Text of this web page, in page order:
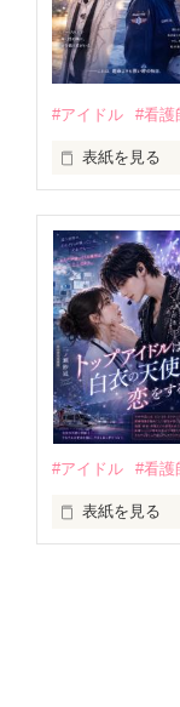
「もう離して
「んーん、ま
「…これ毎日
「あたりまえ♪
甘すぎる同棲
——のはずだ
「俺、黒騎士
突然の奏の脱
黒騎士はかつ
#アイドル #看護
表紙を見る
トップアイド
season2
〈“好き”だけ
❥・・
一ノ瀬 紗凪（
救命救急セン
ドクターヘリ
#アイドル #看護
表紙を見る